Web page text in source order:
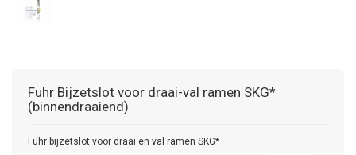
Fuhr Bijzetslot voor draai-val ramen SKG*
(binnendraaiend)
Fuhr bijzetslot voor draai en val ramen SKG*